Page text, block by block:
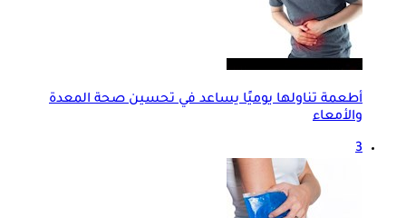
أطعمة تناولها يوميًا يساعد في تحسين صحة المعدة
والأمعاء
3